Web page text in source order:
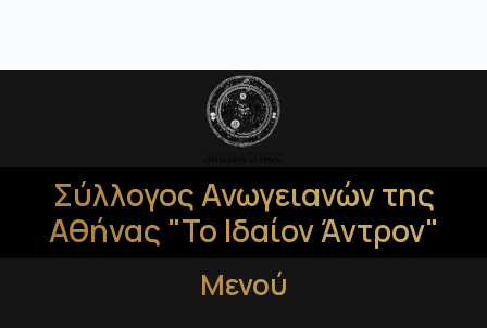
Σύλλογος Ανωγειανών της
Αθήνας "Το Ιδαίον Άντρον"
Μενού